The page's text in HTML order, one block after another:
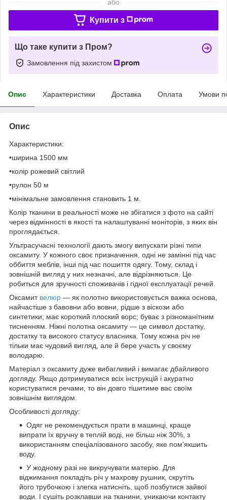
або
Купити з
Що таке купити з Пром?
Замовлення під захистом
Опис Характеристики Доставка Оплата Умови
Опис
Характеристики:
•ширина 1500 мм
•колір рожевий світлий
•рулон 50 м
•мінімальне замовлення становить 1 м.
Колір тканини в реальності може не збігатися з фото на сайті
через відмінності в якості та налаштуванні моніторів, з яких він
проглядається.
Ультрасучасні технології дають змогу випускати різні типи
оксамиту. У кожного своє призначення, одні не замінні під час
оббиття меблів, інші під час пошиття одягу. Тому, склад і
зовнішній вигляд у них незначні, але відрізняються. Це
робиться для зручності споживачів і гідної експлуатації речей.
Оксамит велюр — як полотно використовується важка основа,
найчастіше з бавовни або вовни, рідше з віскози або
синтетики; має короткий плоский ворс; буває з різноманітним
тисненням. Ніжні полотна оксамиту — це символ достатку,
достатку та високого статусу власника. Тому кожна річ не
тільки має чудовий вигляд, але й бере участь у своєму
володарю.
Матеріал з оксамиту дуже вибагливий і вимагає дбайливого
догляду. Якщо дотримуватися всіх інструкцій і акуратно
користуватися речами, то він довго тішитиме вас своїм
зовнішнім виглядом.
Особливості догляду:
Одяг не рекомендується прати в машинці, краще
випрати їх вручну в теплій воді, не більш ніж 30%, з
використанням спеціалізованого засобу, яке пом'якшить
воду.
У жодному разі не викручувати матерію. Для
віджимання покладіть річ у махрову рушник, скрутіть
його трубочкою і злегка натисніть, щоб позбутися зайвої
води. І сушіть розклавши на тканини, уникаючи контакту